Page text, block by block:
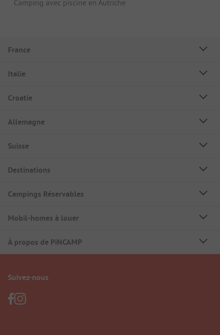
Camping avec piscine en Autriche
France
Italie
Croatie
Allemagne
Suisse
Destinations
Campings Réservables
Mobil-homes à louer
À propos de PiNCAMP
Suivez-nous